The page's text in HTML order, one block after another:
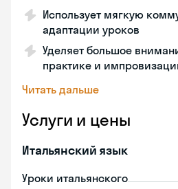
Использует мягкую
адаптации уроков
Уделяет большое
практике и
Читать дальше
Услуги и цены
Итальянский язык
Уроки итальянского